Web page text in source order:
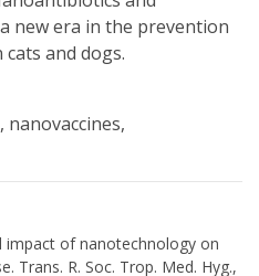
new era in the prevention
and dogs.
impact of nanotechnology on
Trans. R. Soc. Trop. Med. Hyg.,